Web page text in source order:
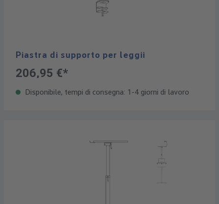
Piastra di supporto per leggii
206,95 €*
Disponibile, tempi di consegna: 1-4 giorni di lavoro